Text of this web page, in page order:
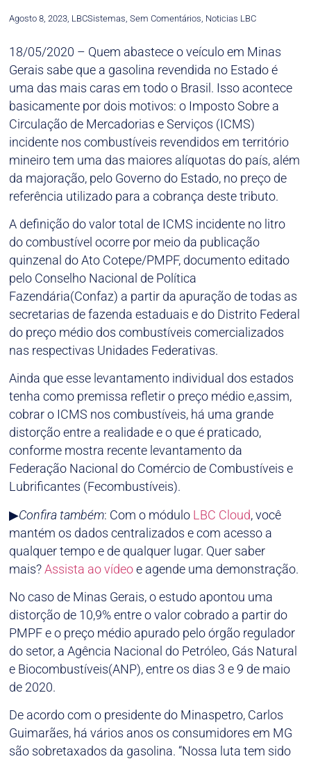
Agosto 8, 2023, LBCSistemas, Sem Comentários, Noticias LBC
18/05/2020 – Quem abastece o veículo em Minas
Gerais sabe que a gasolina revendida no Estado é
uma das mais caras em todo o Brasil. Isso acontece
basicamente por dois motivos: o Imposto Sobre a
Circulação de Mercadorias e Serviços (ICMS)
incidente nos combustíveis revendidos em território
mineiro tem uma das maiores alíquotas do país, além
da majoração, pelo Governo do Estado, no preço de
referência utilizado para a cobrança deste tributo.
A definição do valor total de ICMS incidente no litro
do combustível ocorre por meio da publicação
quinzenal do Ato Cotepe/PMPF, documento editado
pelo Conselho Nacional de Política
Fazendária(Confaz) a partir da apuração de todas as
secretarias de fazenda estaduais e do Distrito Federal
do preço médio dos combustíveis comercializados
nas respectivas Unidades Federativas.
Ainda que esse levantamento individual dos estados
tenha como premissa refletir o preço médio e,assim,
cobrar o ICMS nos combustíveis, há uma grande
distorção entre a realidade e o que é praticado,
conforme mostra recente levantamento da
Federação Nacional do Comércio de Combustíveis e
Lubrificantes (Fecombustíveis).
▶Confira também: Com o módulo LBC Cloud, você
mantém os dados centralizados e com acesso a
qualquer tempo e de qualquer lugar. Quer saber
mais?Assista ao vídeoe agende uma demonstração.
No caso de Minas Gerais, o estudo apontou uma
distorção de 10,9% entre o valor cobrado a partir do
PMPF e o preço médio apurado pelo órgão regulador
do setor, a Agência Nacional do Petróleo, Gás Natural
e Biocombustíveis(ANP), entre os dias 3 e 9 de maio
de 2020.
De acordo com o presidente do Minaspetro, Carlos
Guimarães, há vários anos os consumidores em MG
são sobretaxados da gasolina. “Nossa luta tem sido